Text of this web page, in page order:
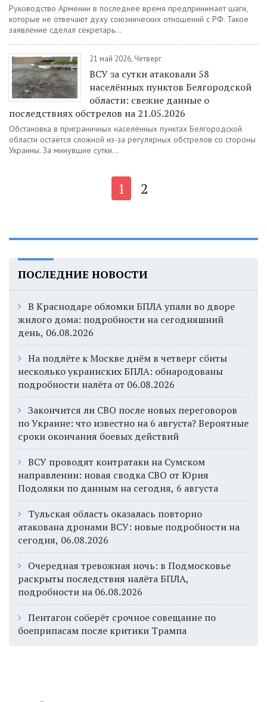
Руководство Армении в последнее время предпринимает шаги,
которые не отвечают духу союзнических отношений с РФ. Такое
заявление сделал секретарь...
21 май 2026, Четверг
ВСУ за сутки атаковали 58
населённых пунктов Белгородской
области: свежие данные о
последствиях обстрелов на 21.05.2026
Обстановка в приграничных населённых пунктах Белгородской
области остаётся сложной из-за регулярных обстрелов со стороны
Украины. За минувшие сутки...
1 2
ПОСЛЕДНИЕ НОВОСТИ
В Краснодаре обломки БПЛА упали во дворе
жилого дома: подробности на сегодняшний
день, 06.08.2026
На подлёте к Москве днём в четверг сбиты
несколько украинских БПЛА: обнародованы
подробности налёта от 06.08.2026
Закончится ли СВО после новых переговоров
по Украине: что известно на 6 августа? Вероятные
сроки окончания боевых действий
ВСУ проводят контратаки на Сумском
направлении: новая сводка СВО от Юрия
Подоляки по данным на сегодня, 6 августа
Тульская область оказалась повторно
атакована дронами ВСУ: новые подробности на
сегодня, 06.08.2026
Очередная тревожная ночь: в Подмосковье
раскрыты последствия налёта БПЛА,
подробности на 06.08.2026
Пентагон соберёт срочное совещание по
боеприпасам после критики Трампа